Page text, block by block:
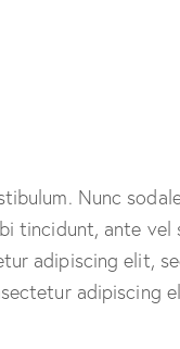
Nunc
tincidunt, ante
adipiscing elit,
adipiscing